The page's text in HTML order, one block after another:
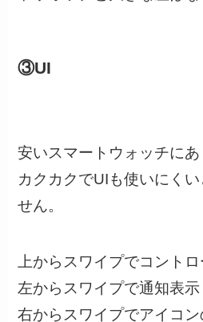
③UI
安いスマートウォッチにあ
カクカクでUIも使いにく
せん。
上からスワイプでコント
左からスワイプで通知表示
右からスワイプでアイコ